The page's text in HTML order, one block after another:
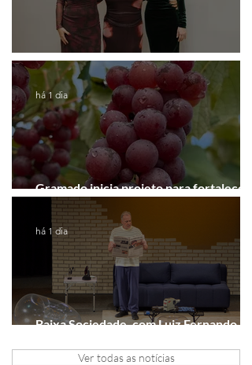
Coluna de Caxias
Gramado inicia projeto para fortalecer a
Rota do Vinho
há 1 dia
Baixa Sociedade, com Luiz Fernando
há 1 dia
Ver todas as notícias